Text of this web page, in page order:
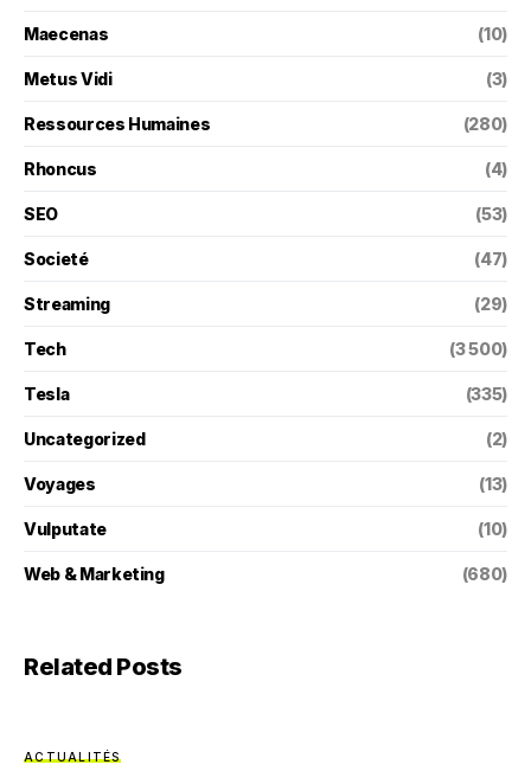
Maecenas (10)
Metus Vidi (3)
Ressources Humaines (280)
Rhoncus (4)
SEO (53)
Societé (47)
Streaming (29)
Tech (3 500)
Tesla (335)
Uncategorized (2)
Voyages (13)
Vulputate (10)
Web & Marketing (680)
Related Posts
ACTUALITÉS